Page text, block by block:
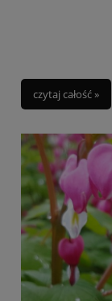
czytaj całość »